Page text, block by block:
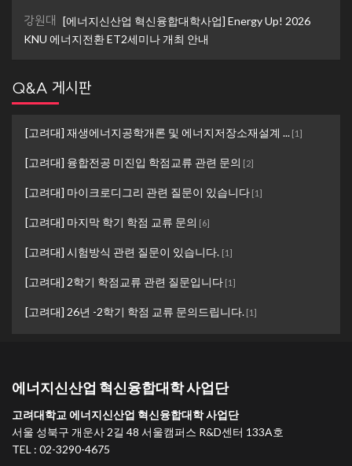
강원대 [에너지신산업 혁신융합대학사업] Energy Up! 2026
KNU 에너지전환 ET2세미나 개최 안내
Q&A 게시판
[고려대] 재생에너지공학개론 및 에너지저장소재설계 ... [1]
[고려대] 융합전공 미진입 학점교류 관련 문의 [2]
[고려대] 마이크로디그리 관련 질문이 있습니다 [1]
[고려대] 마지막 학기 학점 교류 문의 [6]
[고려대] 시험방식 관련 질문이 있습니다. [1]
[고려대] 2학기 학점교류 관련 질문입니다 [1]
[고려대] 26년 -2학기 학점 교류 문의드립니다. [1]
에너지신산업 혁신융합대학 사업단
고려대학교 에너지신산업 혁신융합대학 사업단
서울 성북구 개운사 2길 48 서울캠퍼스 R&D센터 133A호
TEL : 02-3290-4675